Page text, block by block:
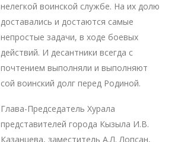
нелегкой воинской службе. На их долю
доставались и достаются самые
непростые задачи, в ходе боевых
действий. И десантники всегда с
почтением выполняли и выполняют
сой воинский долг перед Родиной.
Глава-Председатель Хурала
представителей города Кызыла И.В.
Казанцева, заместитель А.Л. Лопсан,